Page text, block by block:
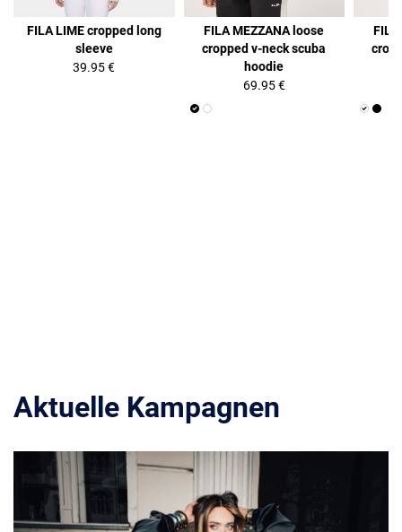
FILA LIME cropped long
sleeve
39.95 €
FILA MEZZANA loose
cropped v-neck scuba
hoodie
69.95 €
Aktuelle Kampagnen